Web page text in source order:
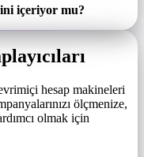
içeriyor mu?
hesap makineleri
ölçmenize,
olmak için